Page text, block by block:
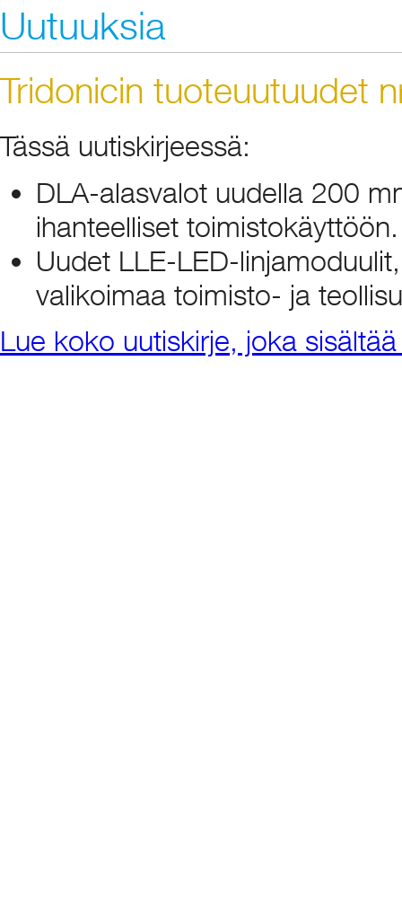
Uutuuksia
Tridonicin tuoteuutuudet
Tässä uutiskirjeessä:
DLA-alasvalot uudella 200
ihanteelliset toimistokäyttöön.
Uudet LLE-LED-
valikoimaa toimisto- ja
Lue koko uutiskirje, joka